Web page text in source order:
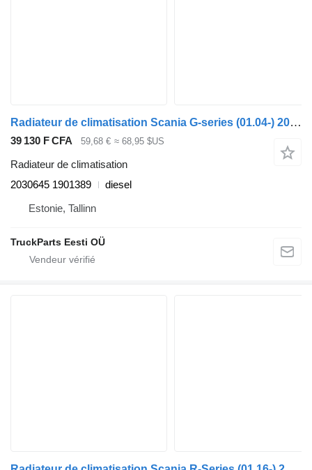
Radiateur de climatisation Scania G-series (01.04-) 2030645 1901389 pour tracteur routier Scania P,G,R,T-series (2004-2017)
39 130 F CFA 59,68 € ≈ 68,95 $US
Radiateur de climatisation
2030645 1901389
diesel
Estonie, Tallinn
TruckParts Eesti OÜ